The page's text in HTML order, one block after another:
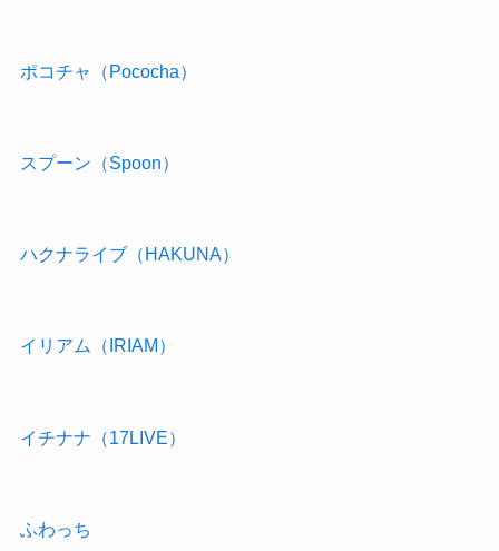
ポコチャ（Pococha）
スプーン（Spoon）
ハクナライブ（HAKUNA）
イリアム（IRIAM）
イチナナ（17LIVE）
ふわっち